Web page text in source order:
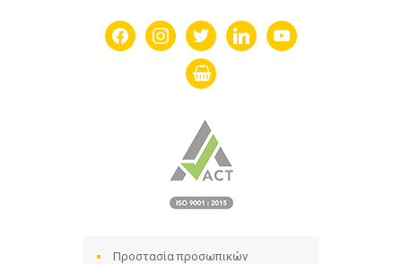
facebookinstagramtwitter linkedin youtube
shopping-
basket
Προστασία προσωπικών